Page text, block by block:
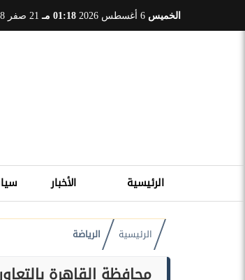
الخميس 01:18 مـ 21 صفر 1448
الرئيسية الأخبار
الرئيسية الرياضة